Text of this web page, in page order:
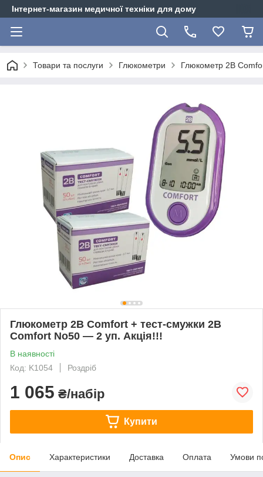
Інтернет-магазин медичної техніки для дому
Товари та послуги Глюкометри Глюкометр 2B
Глюкометр 2B Comfort + тест-смужки 2B
Comfort No50 — 2 уп. Акція!!!
В наявності
Код: K1054
Роздріб
1 065 ₴/набір
Купити
Опис Характеристики Доставка Оплата Умови